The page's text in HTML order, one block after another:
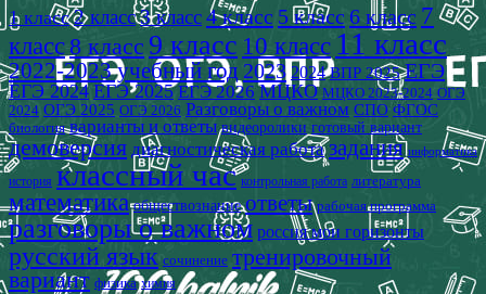
1 класс 2 класс3 класс4 класс 5 класс 6 класс 7
класс8 класс 9 класс 10 класс 11 класс
2022-2023 учебный год 2023 2024 ВПР 2025 ЕГЭ
ЕГЭ 2024 ЕГЭ 2025 ЕГЭ 2026 МЦКО МЦКО 2023-2024 ОГЭ
2024 ОГЭ 2025 ОГЭ 2026 Разговоры о важном СПО ФГОС
биология варианты и ответы видеоролики готовый вариант
демоверсия диагностическая работа задания информатика
история классный час контрольная работа литература
математика обществознание ответы рабочая программа
разговоры о важном россия мои горизонты
русский язык сочинение тренировочный
вариант физика химия